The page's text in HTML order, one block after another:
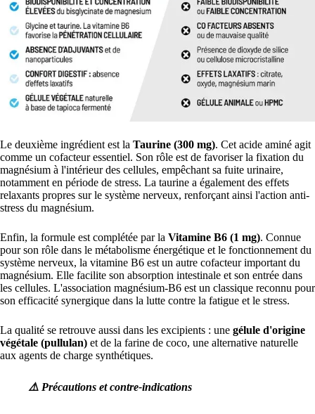
Le deuxième ingrédient est la Taurine (300 mg). Cet acide aminé agit
comme un cofacteur essentiel. Son rôle est de favoriser la fixation du
magnésium à l'intérieur des cellules, empêchant sa fuite urinaire,
notamment en période de stress. La taurine a également des effets
relaxants propres sur le système nerveux, renforçant ainsi l'action anti-
stress du magnésium.
Enfin, la formule est complétée par la Vitamine B6 (1 mg). Connue
pour son rôle dans le métabolisme énergétique et le fonctionnement du
système nerveux, la vitamine B6 est un autre cofacteur important du
magnésium. Elle facilite son absorption intestinale et son entrée dans
les cellules. L'association magnésium-B6 est un classique reconnu pour
son efficacité synergique dans la lutte contre la fatigue et le stress.
La qualité se retrouve aussi dans les excipients : une gélule d'origine
végétale (pullulan) et de la farine de coco, une alternative naturelle
aux agents de charge synthétiques.
⚠️ Précautions et contre-indications